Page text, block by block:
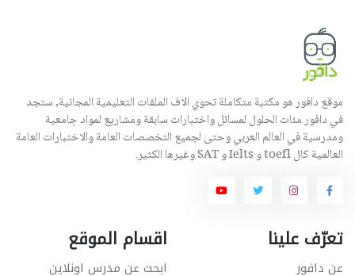
موقع دافور هو مكتبة متكاملة تحوي الاف الملفات التعليمية المجانية, ستجد
في دافور مئات الحلول لمسائل واختبارات سابقة ومشاريع لمواد جامعية
ومدرسية في العالم العربي وحتى لجميع التخصصات العامة والاختبارات العامة
العالمية كال toefl و Ielts و SAT وغيرها الكثير.
تعرّف علينا
عن دافور
اقسام الموقع
ابحث عن مدرس اونلاين